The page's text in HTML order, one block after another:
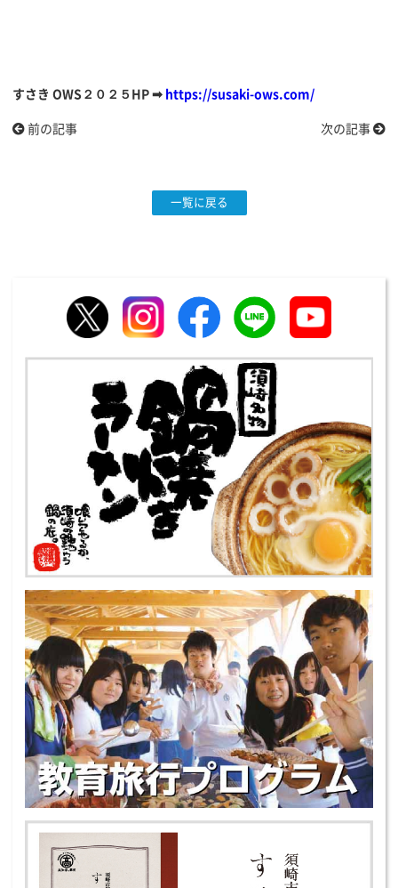
すさき OWS２０２５HP ➡ https://susaki-ows.com/
前の記事 次の記事
一覧に戻る